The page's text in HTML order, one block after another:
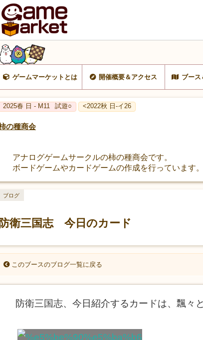
ゲームマーケットとは 開催概要＆アクセス ブース
2025春 日 - M11 試遊○ <2022秋 日-イ26
の種商会
アナログゲームサークルの柿の種商会です。
ボードゲームやカードゲームの作成を行っています。
防衛三国志 今日のカード
ブログ
このブースのブログ一覧に戻る
防衛三国志、今日紹介するカードは、飄々